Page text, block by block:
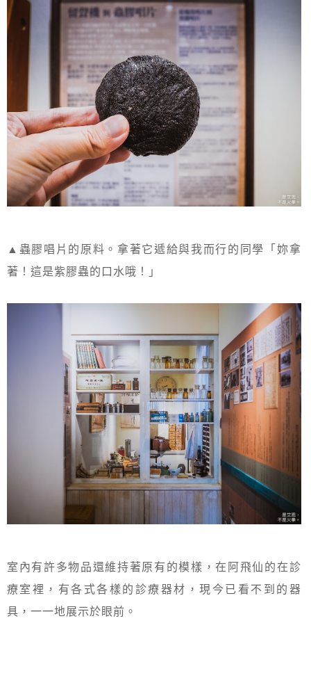
▲蟲膠唱片的原料。拿著它遞給與我而行的同學「妳拿
著！這是紫膠蟲的口水哦！」
室內有許多物品還維持著原有的模樣，在阿飛仙的在診
療室裡，有各式各樣的診療器材，現今已看不到的器
具，一一地展示於眼前。